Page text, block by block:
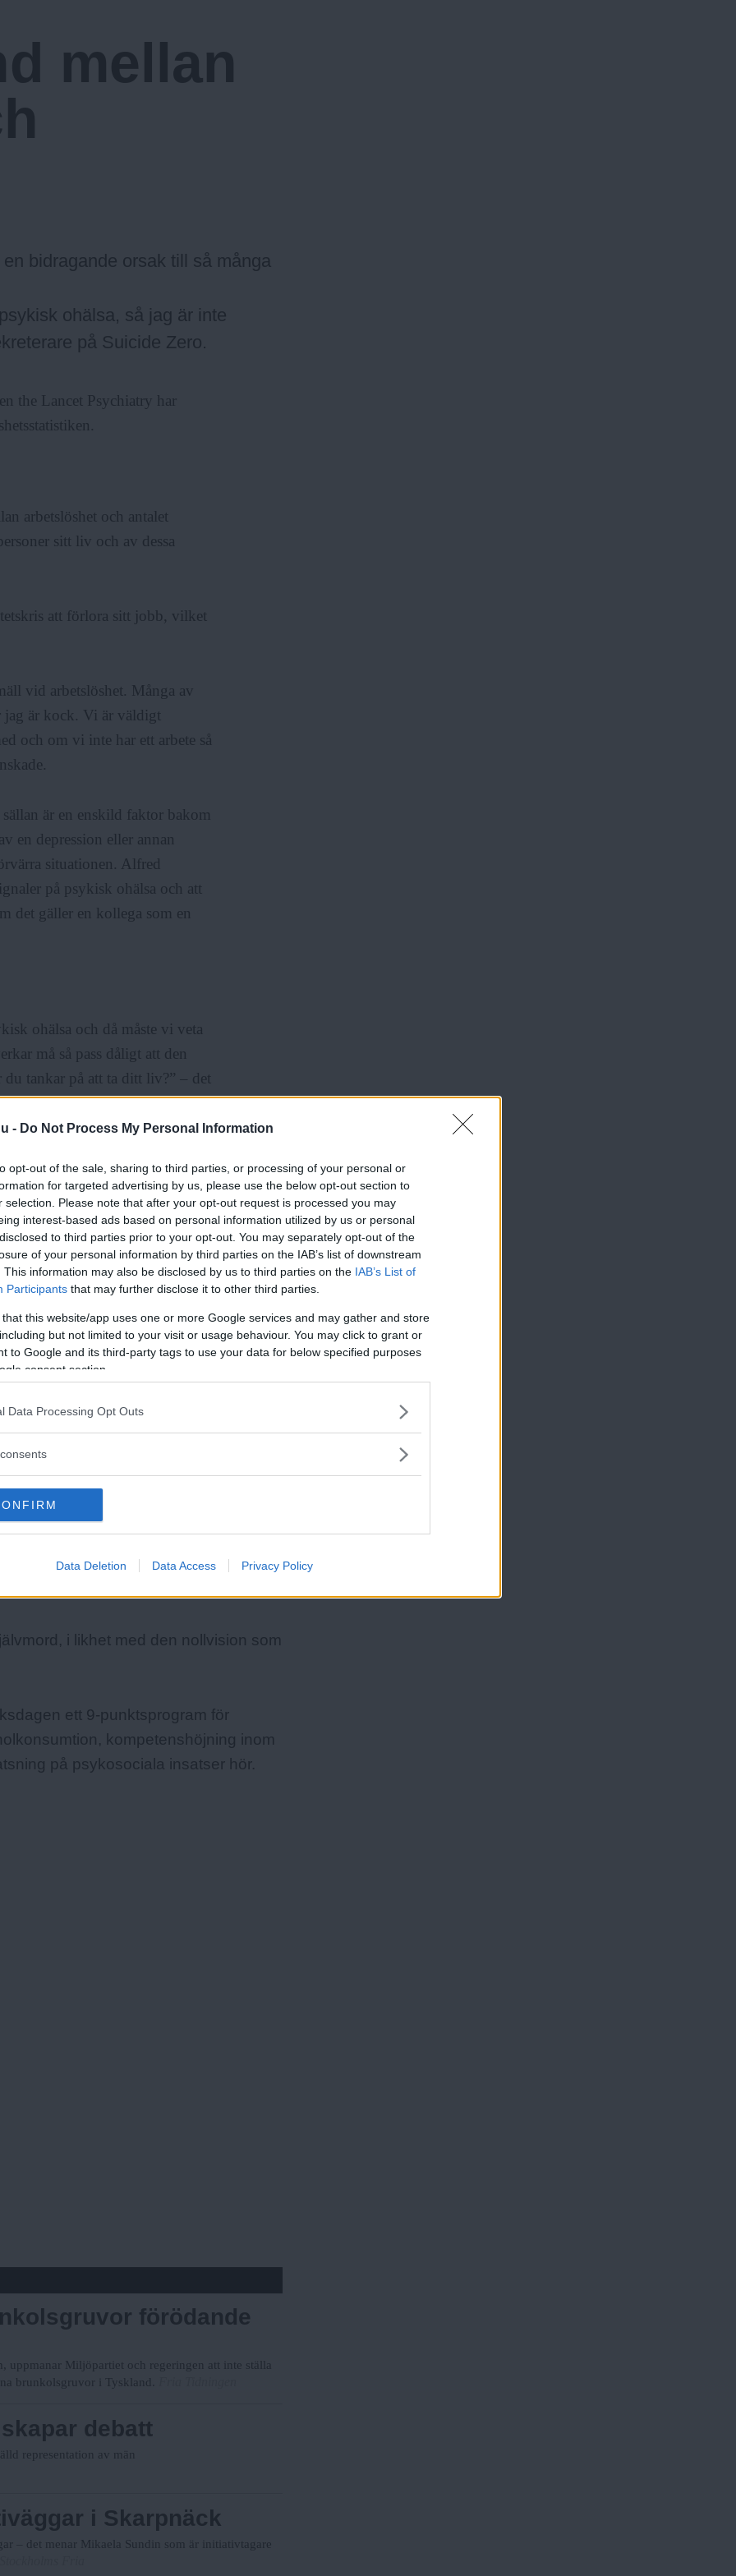
- Do Not Process My Personal Information
opt-out of the sale, sharing to third parties, or processing of your personal or
for targeted advertising by us, please use the below opt-out section to
selection. Please note that after your opt-out request is processed you may
interest-based ads based on personal information utilized by us or personal
to third parties prior to your opt-out. You may separately opt-out of the
of your personal information by third parties on the IAB’s list of downstream
This information may also be disclosed by us to third parties on the IAB’s List of
Participants that may further disclose it to other third parties.
that this website/app uses one or more Google services and may gather and store
but not limited to your visit or usage behaviour. You may click to grant or
to Google and its third-party tags to use your data for below specified purposes
consent section.
Data Processing Opt Outs
Data Deletion Data Access Privacy Policy
Läs Frias efterträdare!
Syreär Sveriges enda gröna dagstidning som
finns både digitalt och i tryck.
mellan
bidragande orsak till så många
ohälsa, så jag är inte
på Suicide Zero.
the Lancet Psychiatry har
arbetslöshet och antalet
sitt liv och av dessa
att förlora sitt jobb, vilket
vid arbetslöshet. Många av
jag är kock. Vi är väldigt
och om vi inte har ett arbete så
är en enskild faktor bakom
en depression eller annan
situationen. Alfred
på psykisk ohälsa och att
det gäller en kollega som en
ohälsa och då måste vi veta
må så pass dåligt att den
tankar på att ta ditt liv?” – det
och landsting att ta sitt
antog 2008, säger
kriscenter, som ska jobba
anhörig tagit sitt liv. Han menar
efter ett
fler kuratorer till skolorna
för dem.
politiker som allmänheten,
i likhet med den nollvision som
ett 9-punktsprogram för
kompetenshöjning inom
på psykosociala insatser hör.
förödande
Miljöpartiet och regeringen att inte ställa
brunkolsgruvor i Tyskland.
debatt
representation av män
i Skarpnäck
– det menar Mikaela Sundin som är initiativtagare